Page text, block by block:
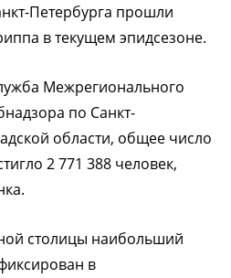
Петербурга прошли
в текущем эпидсезоне.
Межрегионального
по Санкт-
области, общее число
2 771 388 человек,
столицы наибольший
в